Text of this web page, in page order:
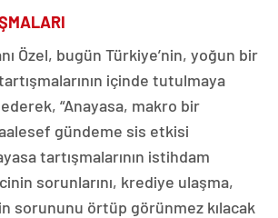
Özel, bugün Türkiye’nin, yoğun bir
içinde tutulmaya
ederek, “Anayasa, makro bir
gündeme sis etkisi
tartışmalarının istihdam
sorunlarını, krediye ulaşma,
sorununu örtüp görünmez kılacak